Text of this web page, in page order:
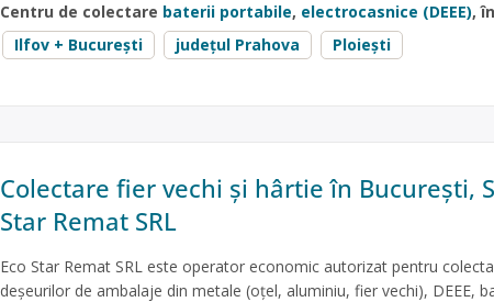
Centru de colectare baterii portabile, electrocasnice (DEEE), în
Ilfov + București
județul Prahova Ploiești
Colectare fier vechi și hârtie în București,
Star Remat SRL
Eco Star Remat SRL este operator economic autorizat pentru
deșeurilor de ambalaje din metale (oțel, aluminiu, fier vechi), DEEE,